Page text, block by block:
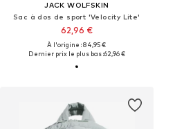
JACK WOLFSKIN
Sac à dos de sport 'Velocity Lite'
62,96 €
À l'origine : 84,95 €
Dernier prix le plus bas :62,96 €